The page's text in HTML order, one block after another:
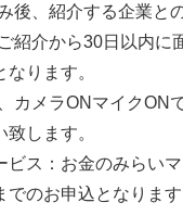
後、紹介する企業と
紹介から30日以内に
ります。
カメラONマイクON
します。
ス：お金のみらい
のお申込となります